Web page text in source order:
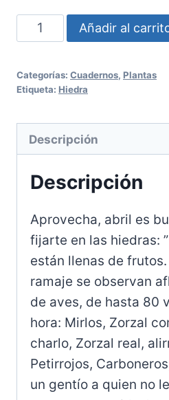
94:
Hiedra
Añadir al
Categorías: Cuadernos, Plantas
Etiqueta: Hiedra
Descripción
Descripción
Aprovecha, abril es
fijarte en las hiedras:
están llenas de
ramaje se observan
de aves, de hasta 80
hora: Mirlos, Zorzal
charlo, Zorzal real,
Petirrojos,
un gentío a quien no